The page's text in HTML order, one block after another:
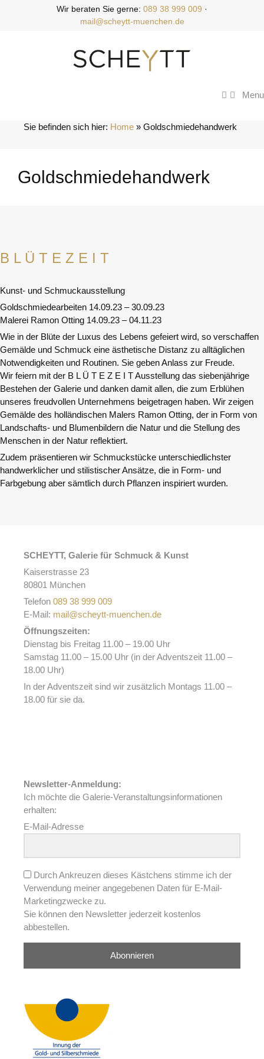
Wir beraten Sie gerne: 089 38 999 009 ·
mail@scheytt-muenchen.de
Menu
Sie befinden sich hier: Home » Goldschmiedehandwerk
Goldschmiedehandwerk
B L Ü T E Z E I T
Kunst- und Schmuckausstellung
Goldschmiedearbeiten 14.09.23 – 30.09.23
Malerei Ramon Otting 14.09.23 – 04.11.23
Wie in der Blüte der Luxus des Lebens gefeiert wird, so verschaffen
Gemälde und Schmuck eine ästhetische Distanz zu alltäglichen
Notwendigkeiten und Routinen. Sie geben Anlass zur Freude.
Wir feiern mit der B L Ü T E Z E I T Ausstellung das siebenjährige
Bestehen der Galerie und danken damit allen, die zum Erblühen
unseres freudvollen Unternehmens beigetragen haben. Wir zeigen
Gemälde des holländischen Malers Ramon Otting, der in Form von
Landschafts- und Blumenbildern die Natur und die Stellung des
Menschen in der Natur reflektiert.
Zudem präsentieren wir Schmuckstücke unterschiedlichster
handwerklicher und stilistischer Ansätze, die in Form- und
Farbgebung aber sämtlich durch Pflanzen inspiriert wurden.
SCHEYTT, Galerie für Schmuck & Kunst
Kaiserstrasse 23
80801 München
Telefon 089 38 999 009
E-Mail: mail@scheytt-muenchen.de
Öffnungszeiten:
Dienstag bis Freitag 11.00 – 19.00 Uhr
Samstag 11.00 – 15.00 Uhr (in der Adventszeit 11.00 –
18.00 Uhr)
In der Adventszeit sind wir zusätzlich Montags 11.00 –
18.00 für sie da.
Newsletter-Anmeldung:
Ich möchte die Galerie-Veranstaltungsinformationen
erhalten:
E-Mail-Adresse
Durch Ankreuzen dieses Kästchens stimme ich der
Verwendung meiner angegebenen Daten für E-Mail-
Marketingzwecke zu.
Sie können den Newsletter jederzeit kostenlos
abbestellen.
Abonnieren